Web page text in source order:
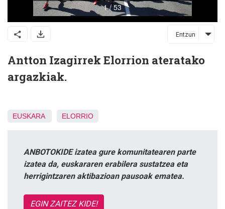
Entzun
Antton Izagirrek Elorrion ateratako
argazkiak.
EUSKARA ELORRIO
ANBOTOKIDE izatea gure komunitatearen parte
izatea da, euskararen erabilera sustatzea eta
herrigintzaren aktibazioan pausoak ematea.
EGIN ZAITEZ KIDE!